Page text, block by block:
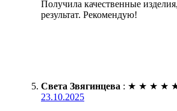
Получила качественные
результат. Рекомендую!
Света Звягинцева : ★ ★ ★ ★
23.10.2025